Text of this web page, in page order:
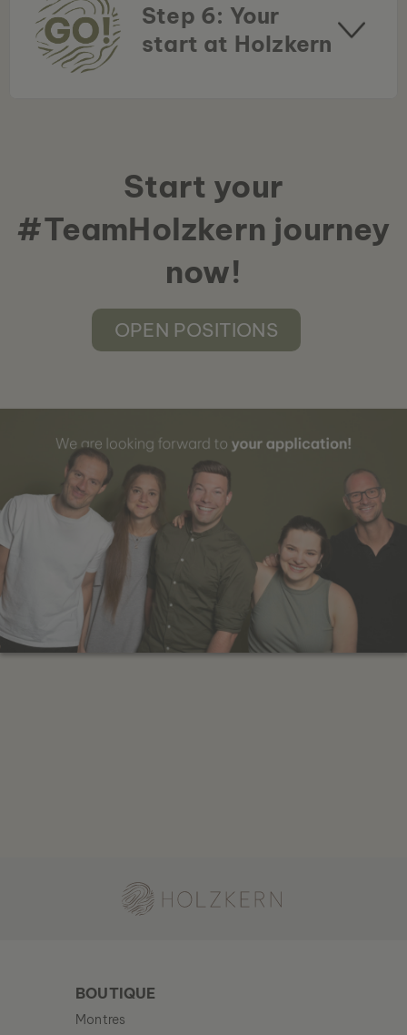
Step 6: Your
start at Holzkern
Start your
#TeamHolzkern journey
now!
OPEN POSITIONS
BOUTIQUE
Montres